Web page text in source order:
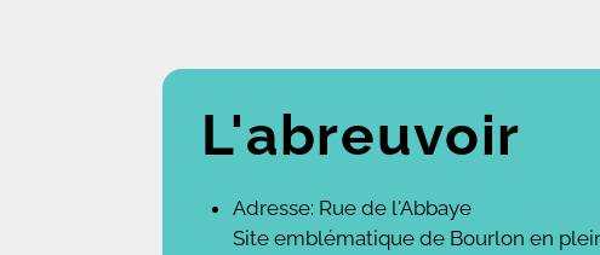
L'abreuvoir
Adresse: Rue de l'Abbaye
Site emblématique de Bourlon en